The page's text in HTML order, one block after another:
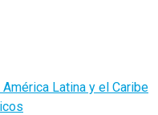
Latina y el Caribe